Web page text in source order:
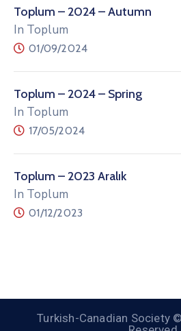
Toplum – 2024 – Autumn
In Toplum
01/09/2024
Toplum – 2024 – Spring
In Toplum
17/05/2024
Toplum – 2023 Aralık
In Toplum
01/12/2023
Turkish-Canadian Society